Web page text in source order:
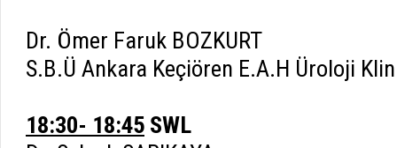
Dr. Ömer Faruk BOZKURT
S.B.Ü Ankara Keçiören E.A.H Üroloji
18:30- 18:45 SWL